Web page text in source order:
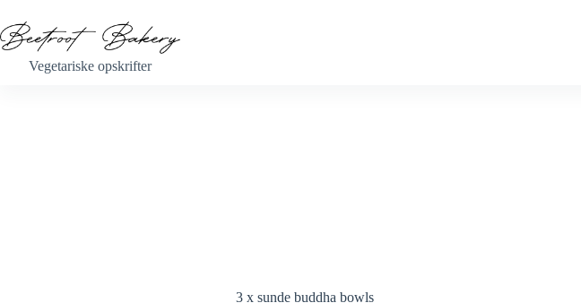
til
indhold
Vegetariske opskrifter
3 x sunde buddha bowls